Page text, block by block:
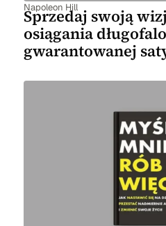
Napoleon Hill
Sprzedaj swoją
osiągania
gwarantowanej